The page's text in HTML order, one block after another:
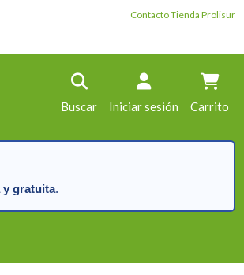
Contacto Tienda Prolisur
Buscar Iniciar sesión Carrito
y gratuita.